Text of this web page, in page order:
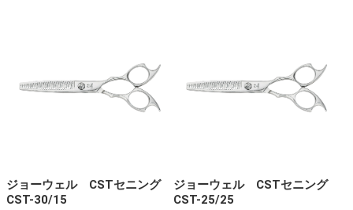
ジョーウェル CSTセニング
CST-30/15
ジョーウェル CSTセニング
CST-25/25